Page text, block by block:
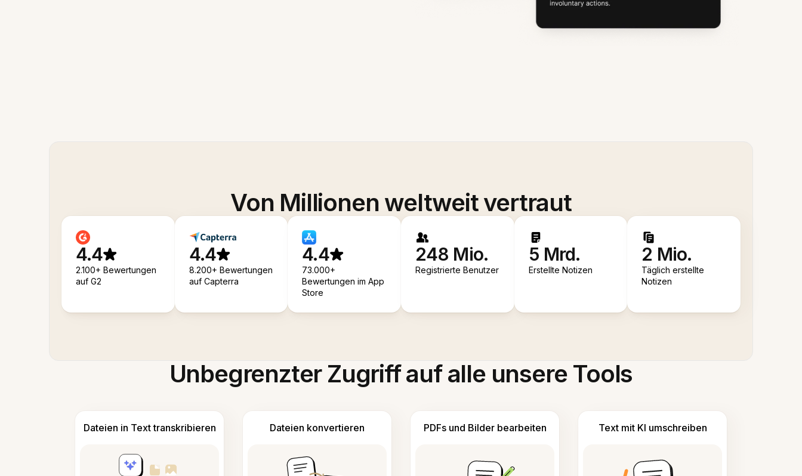
Von Millionen weltweit vertraut
4.4
2.100+ Bewertungen
auf G2
4.4
8.200+ Bewertungen
auf Capterra
4.4
73.000+
Bewertungen im App
Store
248 Mio.
Registrierte Benutzer
5 Mrd.
Erstellte Notizen
2 Mio.
Täglich erstellte
Notizen
Unbegrenzter Zugriff auf alle unsere Tools
Dateien in Text transkribieren Dateien konvertieren PDFs und Bilder bearbeiten Text mit KI umschreiben